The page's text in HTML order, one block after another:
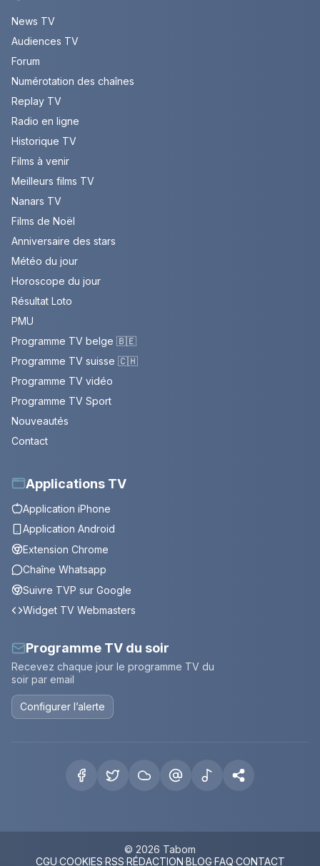
News TV
Audiences TV
Forum
Numérotation des chaînes
Replay TV
Radio en ligne
Historique TV
Films à venir
Meilleurs films TV
Nanars TV
Films de Noël
Anniversaire des stars
Météo du jour
Horoscope du jour
Résultat Loto
PMU
Programme TV belge 🇧🇪
Programme TV suisse 🇨🇭
Programme TV vidéo
Programme TV Sport
Nouveautés
Contact
Applications TV
Application iPhone
Application Android
Extension Chrome
Chaîne Whatsapp
Suivre TVP sur Google
Widget TV Webmasters
Programme TV du soir
Recevez chaque jour le programme TV du
soir par email
Configurer l’alerte
© 2026 Tabom
CGU·COOKIES·RSS·RÉDACTION·BLOG·FAQ·CONTACT